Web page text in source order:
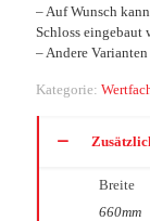
– Auf Wunsch
Schloss eingebaut
– Andere
Kategorie:
Breite
660mm